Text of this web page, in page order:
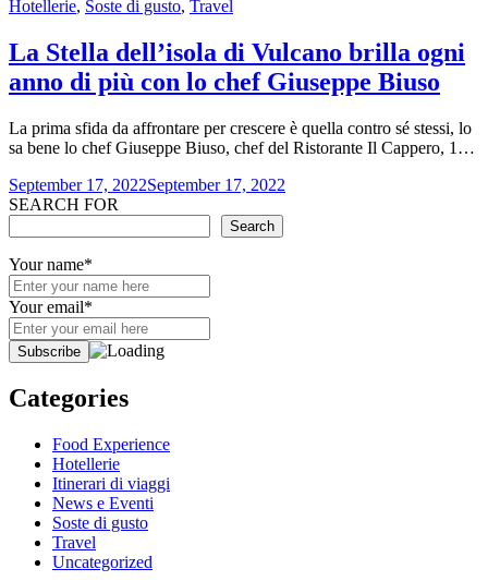
Categories
Hotellerie, Soste di gusto, Travel
La Stella dell’isola di Vulcano brilla ogni
anno di più con lo chef Giuseppe Biuso
La prima sfida da affrontare per crescere è quella contro sé stessi, lo
sa bene lo chef Giuseppe Biuso, chef del Ristorante Il Cappero, 1…
September 17, 2022September 17, 2022
SEARCH FOR
Search
Your name*
Your email*
Categories
Food Experience
Hotellerie
Itinerari di viaggi
News e Eventi
Soste di gusto
Travel
Uncategorized